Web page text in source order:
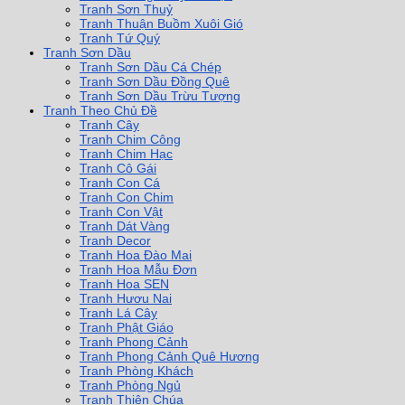
Tranh Sơn Thuỷ
Tranh Thuận Buồm Xuôi Gió
Tranh Tứ Quý
Tranh Sơn Dầu
Tranh Sơn Dầu Cá Chép
Tranh Sơn Dầu Đồng Quê
Tranh Sơn Dầu Trừu Tượng
Tranh Theo Chủ Đề
Tranh Cây
Tranh Chim Công
Tranh Chim Hạc
Tranh Cô Gái
Tranh Con Cá
Tranh Con Chim
Tranh Con Vật
Tranh Dát Vàng
Tranh Decor
Tranh Hoa Đào Mai
Tranh Hoa Mẫu Đơn
Tranh Hoa SEN
Tranh Hươu Nai
Tranh Lá Cây
Tranh Phật Giáo
Tranh Phong Cảnh
Tranh Phong Cảnh Quê Hương
Tranh Phòng Khách
Tranh Phòng Ngủ
Tranh Thiên Chúa